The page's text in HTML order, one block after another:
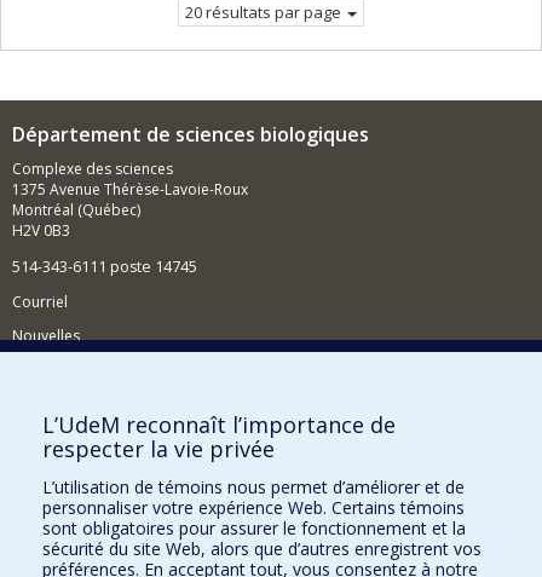
20 résultats par page
Département de sciences biologiques
Complexe des sciences
1375 Avenue Thérèse-Lavoie-Roux
Montréal (Québec)
H2V 0B3
514-343-6111 poste 14745
Courriel
Nouvelles
Comment soutenir le Département?
BESOIN D'AIDE?
Plan du site
Signaler une erreur
Accessibilité
L’UdeM reconnaît l’importance de
respecter la vie privée
L’utilisation de témoins nous permet d’améliorer et de
personnaliser votre expérience Web. Certains témoins
sont obligatoires pour assurer le fonctionnement et la
sécurité du site Web, alors que d’autres enregistrent vos
préférences. En acceptant tout, vous consentez à notre